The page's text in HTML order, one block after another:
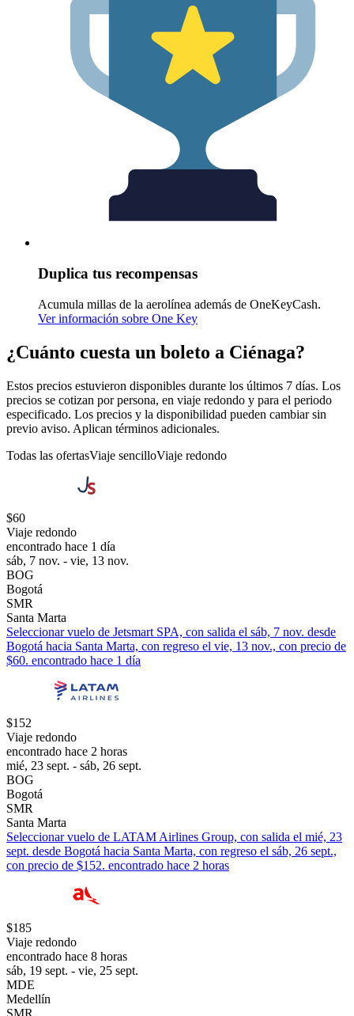
Duplica tus recompensas
Acumula millas de la aerolínea además de OneKeyCash.
Ver información sobre One Key
¿Cuánto cuesta un boleto a Ciénaga?
Estos precios estuvieron disponibles durante los últimos 7 días. Los
precios se cotizan por persona, en viaje redondo y para el periodo
especificado. Los precios y la disponibilidad pueden cambiar sin
previo aviso. Aplican términos adicionales.
Todas las ofertasViaje sencilloViaje redondo
$60
Viaje redondo
encontrado hace 1 día
sáb, 7 nov. - vie, 13 nov.
BOG
Bogotá
SMR
Santa Marta
Seleccionar vuelo de Jetsmart SPA, con salida el sáb, 7 nov. desde
Bogotá hacia Santa Marta, con regreso el vie, 13 nov., con precio de
$60. encontrado hace 1 día
$152
Viaje redondo
encontrado hace 2 horas
mié, 23 sept. - sáb, 26 sept.
BOG
Bogotá
SMR
Santa Marta
Seleccionar vuelo de LATAM Airlines Group, con salida el mié, 23
sept. desde Bogotá hacia Santa Marta, con regreso el sáb, 26 sept.,
con precio de $152. encontrado hace 2 horas
$185
Viaje redondo
encontrado hace 8 horas
sáb, 19 sept. - vie, 25 sept.
MDE
Medellín
SMR